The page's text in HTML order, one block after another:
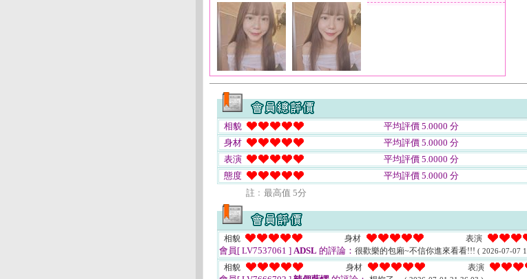
相貌
平均評價 5.0000 分
身材
平均評價 5.0000 分
表演
平均評價 5.0000 分
態度
平均評價 5.0000 分
註﹕最高值 5分
相貌 身材 表演
會員[ LV7537061 ] ADSL 的評論： 很歡樂的包廂~不信你進來看看!!! ( 2026-07-07
相貌 身材 表演